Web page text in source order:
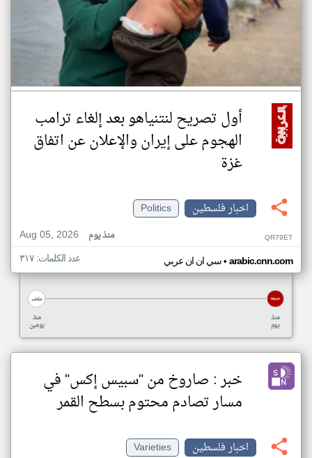
أول تصريح لنتنياهو بعد إلغاء ترامب
الهجوم على إيران والإعلان عن اتفاق
غزة
اخبار فلسطين
Politics
Aug 05, 2026
منذ يوم QR79ET
سي ان ان عربي• arabic.cnn.com عدد الكلمات: ٣١٧
منذ
يومين
منذ
يوم
خبر : صاروخ من "سبيس إكس" في
مسار تصادم محتوم بسطح القمر
اخبار فلسطين
Varieties